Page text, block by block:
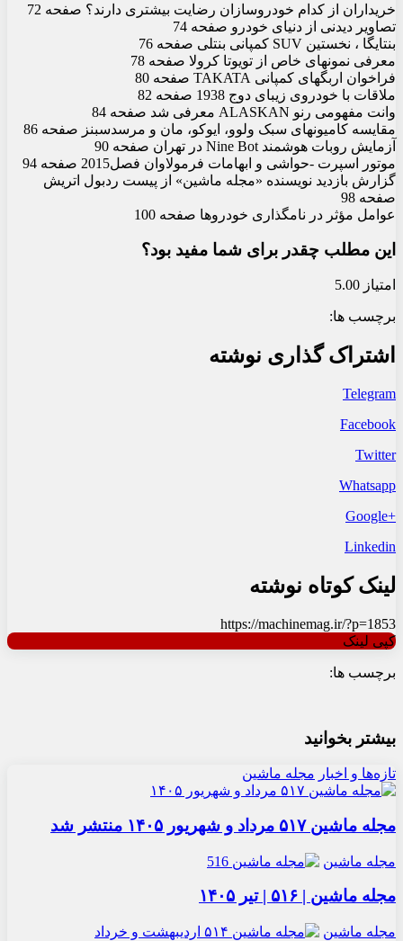
خریداران از کدام خودروسازان رضایت بیشتری دارند؟ صفحه 72
تصاویر دیدنی از دنیای خودرو صفحه 74
بنتایگا ، نخستین SUV کمپانی بنتلی صفحه 76
معرفی نمونه‏ای خاص از تویوتا کرولا صفحه 78
فراخوان اربگ‏های کمپانی TAKATA صفحه 80
ملاقات با خودروی زیبای دوج 1938 صفحه 82
وانت مفهومی رنو ALASKAN معرفی شد صفحه 84
مقایسه کامیون‏های سبک ولوو، ایوکو، مان و مرسدس‏بنز صفحه 86
آزمایش روبات هوشمند Nine Bot در تهران صفحه 90
موتور اسپرت -حواشی و ابهامات فرمولاوان فصل2015 صفحه 94
گزارش بازدید نویسنده «مجله ماشین» از پیست ردبول اتریش
صفحه 98
عوامل مؤثر در نام‏گذاری خودروها صفحه 100
این مطلب چقدر برای شما مفید بود؟
امتیاز 5.00
برچسب ها:
اشتراک گذاری نوشته
Telegram
Facebook
Twitter
Whatsapp
+Google
Linkedin
لینک کوتاه نوشته
https://machinemag.ir/?p=1853
کپی لینک
برچسب ها:
بیشتر بخوانید
تازه‌ها و اخبار مجله ماشین
مجله ماشین ۵۱۷ مرداد و شهریور ۱۴۰۵ منتشر شد
مجله ماشین
مجله ماشین | ۵۱۶ | تیر ۱۴۰۵
مجله ماشین